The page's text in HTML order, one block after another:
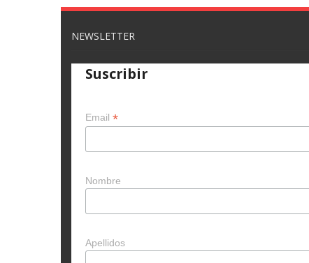
NEWSLETTER
Suscribir
Email *
Nombre
Apellidos